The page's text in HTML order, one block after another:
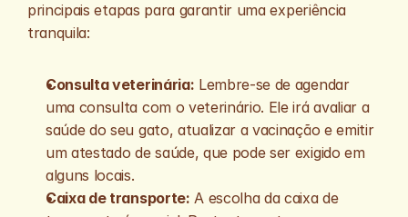
principais etapas para garantir uma experiência
tranquila:
Consulta veterinária: Lembre-se de agendar
uma consulta com o veterinário. Ele irá avaliar a
saúde do seu gato, atualizar a vacinação e emitir
um atestado de saúde, que pode ser exigido em
alguns locais.
Caixa de transporte: A escolha da caixa de